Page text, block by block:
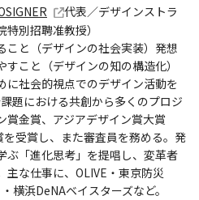
代表／デザインストラ
別招聘准教授）
こと（デザインの社会実装）発想
こと（デザインの知の構造化）
に社会的視点でのデザイン活動を
題における共創から多くのプロジ
賞金賞、アジアデザイン賞大賞
を受賞し、また審査員を務める。発
ぶ「進化思考」を提唱し、変革者
主な仕事に、OLIVE・東京防災
横浜DeNAベイスターズなど。